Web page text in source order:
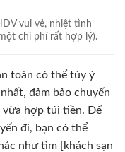
vui vẻ, nhiệt tình
chi phí rất hợp lý).
toàn có thể tùy ý
đảm bảo chuyến
hợp túi tiền. Để
đi, bạn có thể
như tìm [khách sạn